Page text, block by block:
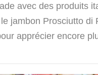
avec des produits
jambon Prosciutto di
apprécier encore